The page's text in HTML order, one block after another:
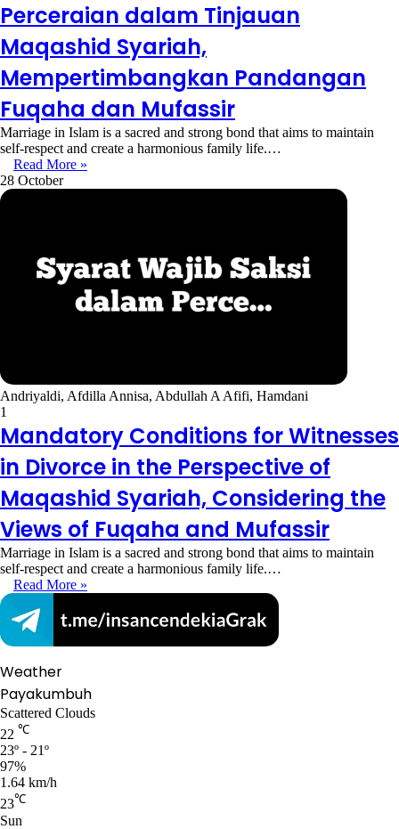
Perceraian dalam Tinjauan
Maqashid Syariah,
Mempertimbangkan Pandangan
Fuqaha dan Mufassir
Marriage in Islam is a sacred and strong bond that aims to maintain
self-respect and create a harmonious family life.…
Read More »
28 October
Andriyaldi, Afdilla Annisa, Abdullah A Afifi, Hamdani
1
Mandatory Conditions for Witnesses
in Divorce in the Perspective of
Maqashid Syariah, Considering the
Views of Fuqaha and Mufassir
Marriage in Islam is a sacred and strong bond that aims to maintain
self-respect and create a harmonious family life.…
Read More »
Weather
Payakumbuh
Scattered Clouds
22 ℃
23º - 21º
97%
1.64 km/h
23℃
Sun